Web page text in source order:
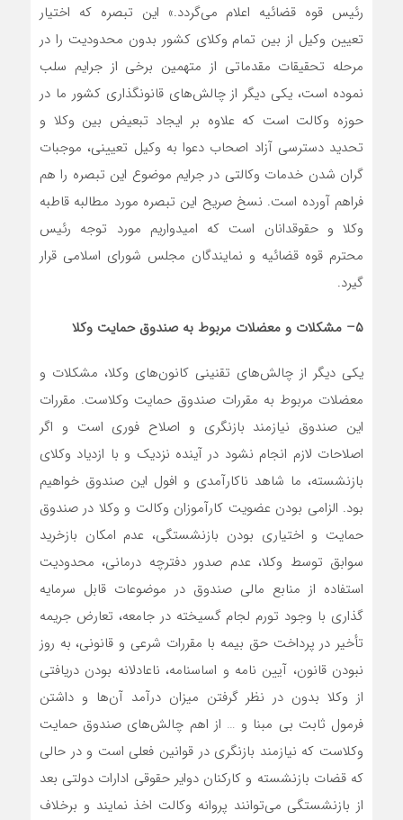
رئیس قوه قضائیه اعلام می‌گردد.» این تبصره که اختیار
تعیین وکیل از بین تمام وکلای کشور بدون محدودیت را در
مرحله تحقیقات مقدماتی از متهمین برخی از جرایم سلب
نموده است، یکی دیگر از چالش‌های قانونگذاری کشور ما در
حوزه وکالت است که علاوه بر ایجاد تبعیض بین وکلا و
تحدید دسترسی آزاد اصحاب دعوا به وکیل تعیینی، موجبات
گران شدن خدمات وکالتی در جرایم موضوع این تبصره را هم
فراهم آورده است. نسخ صریح این تبصره مورد مطالبه قاطبه
وکلا و حقوقدانان است که امیدواریم مورد توجه رئیس
محترم قوه قضائیه و نمایندگان مجلس شورای اسلامی قرار
گیرد.
۵– مشکلات و معضلات مربوط به صندوق حمایت وکلا
یکی دیگر از چالش‌های تقنینی کانون‌های وکلا، مشکلات و
معضلات مربوط به مقررات صندوق حمایت وکلاست. مقررات
این صندوق نیازمند بازنگری و اصلاح فوری است و اگر
اصلاحات لازم انجام نشود در آینده نزدیک و با ازدیاد وکلای
بازنشسته، ما شاهد ناکارآمدی و افول این صندوق خواهیم
بود. الزامی بودن عضویت کارآموزان وکالت و وکلا در صندوق
حمایت و اختیاری بودن بازنشستگی، عدم امکان بازخرید
سوابق توسط وکلا، عدم صدور دفترچه درمانی، محدودیت
استفاده از منابع مالی صندوق در موضوعات قابل سرمایه
گذاری با وجود تورم لجام گسیخته در جامعه، تعارض جریمه
تأخیر در پرداخت حق بیمه با مقررات شرعی و قانونی، به روز
نبودن قانون، آیین نامه و اساسنامه، ناعادلانه بودن دریافتی
از وکلا بدون در نظر گرفتن میزان درآمد آن‌ها و داشتن
فرمول ثابت بی مبنا و … از اهم چالش‌های صندوق حمایت
وکلاست که نیازمند بازنگری در قوانین فعلی است و در حالی
که قضات بازنشسته و کارکنان دوایر حقوقی ادارات دولتی بعد
از بازنشستگی می‌توانند پروانه وکالت اخذ نمایند و برخلاف